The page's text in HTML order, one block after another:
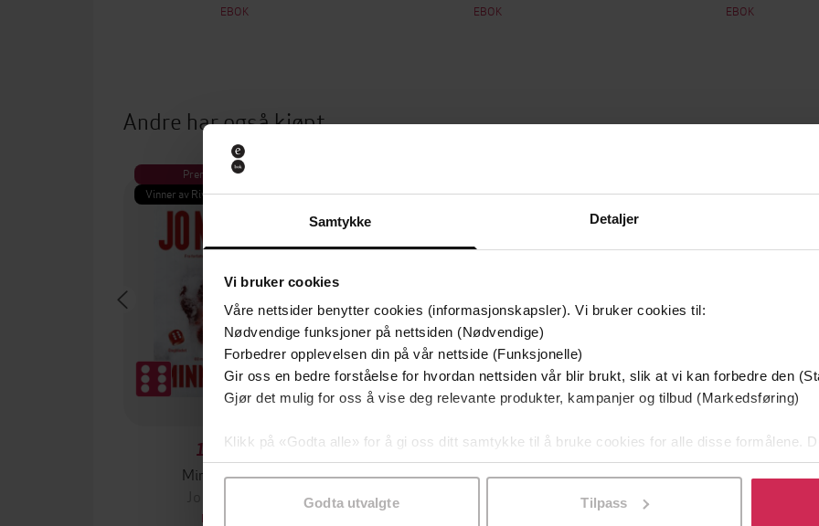
Samtykke Detaljer
Vi bruker cookies
Våre nettsider benytter cookies (informasjonskapsler). Vi bruker cookies til:
Nødvendige funksjoner på nettsiden (Nødvendige)
Forbedrer opplevelsen din på vår nettside (Funksjonelle)
Gir oss en bedre forståelse for hvordan nettsiden vår blir brukt, slik at vi kan forbedre den
Gjør det mulig for oss å vise deg relevante produkter, kampanjer og tilbud (Markedsføring)
Klikk på «Godta alle» for å gi oss ditt samtykke til å bruke cookies for alle disse formålene.
samtykke til spesifikke formål ved å klikke på «Tilpass». Du kan når som helst trekke
Godta utvalgte Tilpass
EBOK EBOK EBOK
Andre har også kjøpt
Premium
Vinner av Rivertonprisen
199,-
Minnesota
EBOK
Første gang på tilbud
349,-
Utskudd
Jørn Lier Horst
149,-
En lykkelig familie
Stian Hjelvin Andersen